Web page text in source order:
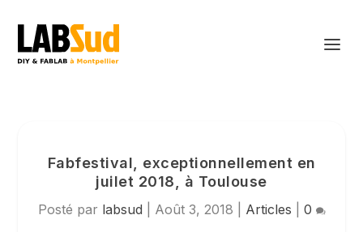
Fabfestival, exceptionnellement en
juilet 2018, à Toulouse
Posté par labsud Août 3, 2018 Articles 0